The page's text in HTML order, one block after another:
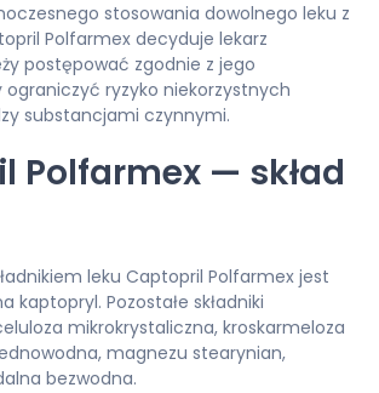
stosowania dowolnego leku z
Polfarmex decyduje lekarz
postępować zgodnie z jego
ograniczyć ryzyko niekorzystnych
substancjami czynnymi.
Polfarmex — skład
leku Captopril Polfarmex jest
kaptopryl. Pozostałe składniki
mikrokrystaliczna, kroskarmeloza
magnezu stearynian,
bezwodna.